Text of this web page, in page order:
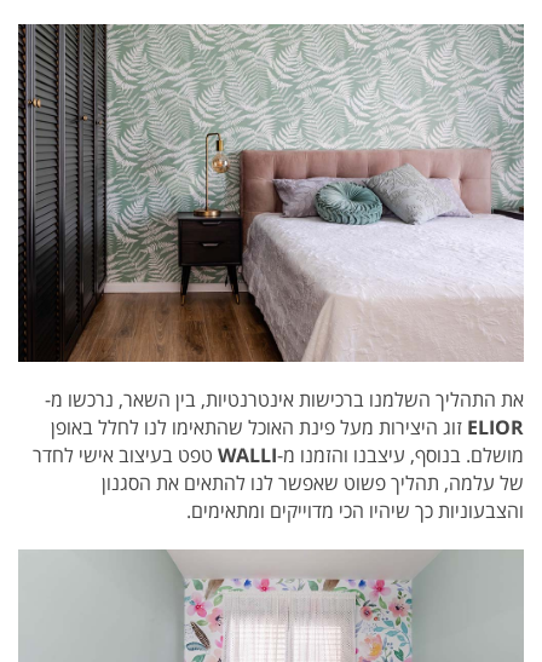
את התהליך השלמנו ברכישות אינטרנטיות, בין השאר, נרכשו מ-
ELIOR זוג היצירות מעל פינת האוכל שהתאימו לנו לחלל באופן
מושלם. בנוסף, עיצבנו והזמנו מ-WALLI טפט בעיצוב אישי לחדר
של עלמה, תהליך פשוט שאפשר לנו להתאים את הסגנון
והצבעוניות כך שיהיו הכי מדוייקים ומתאימים.